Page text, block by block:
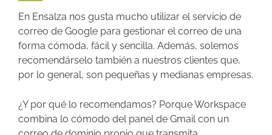
En Ensalza nos gusta mucho utilizar el servicio de
correo de Google para gestionar el correo de una
forma cómoda, fácil y sencilla. Además, solemos
recomendárselo también a nuestros clientes que,
por lo general, son pequeñas y medianas empresas.
¿Y por qué lo recomendamos? Porque Workspace
combina lo cómodo del panel de Gmail con un